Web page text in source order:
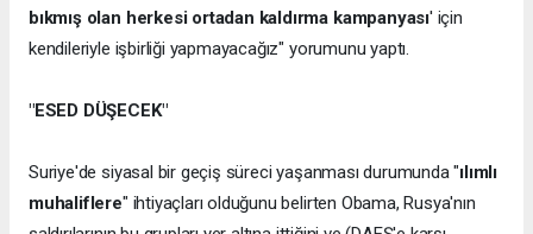
bıkmış olan herkesi ortadan kaldırma kampanyası' için
kendileriyle işbirliği yapmayacağız" yorumunu yaptı.
"ESED DÜŞECEK"
Suriye'de siyasal bir geçiş süreci yaşanması durumunda "ılımlı
muhaliflere" ihtiyaçları olduğunu belirten Obama, Rusya'nın